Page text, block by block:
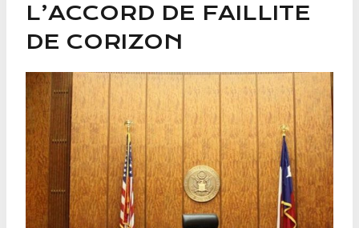
L’ACCORD DE FAILLITE
DE CORIZON